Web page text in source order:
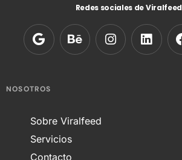
Redes sociales de Viralfeed
NOSOTROS
Sobre Viralfeed
Servicios
Contacto